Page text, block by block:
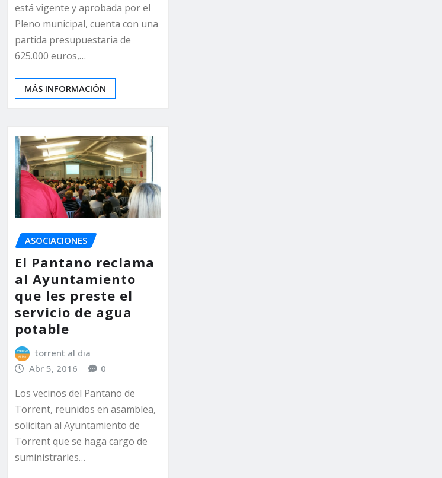
está vigente y aprobada por el
Pleno municipal, cuenta con una
partida presupuestaria de
625.000 euros,…
MÁS INFORMACIÓN
ASOCIACIONES
El Pantano reclama
al Ayuntamiento
que les preste el
servicio de agua
potable
torrent al dia
Abr 5, 2016
0
Los vecinos del Pantano de
Torrent, reunidos en asamblea,
solicitan al Ayuntamiento de
Torrent que se haga cargo de
suministrarles…